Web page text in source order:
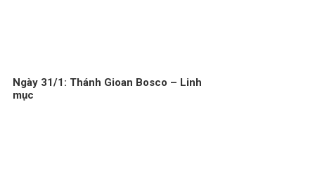
Ngày 31/1: Thánh Gioan Bosco – Linh
mục